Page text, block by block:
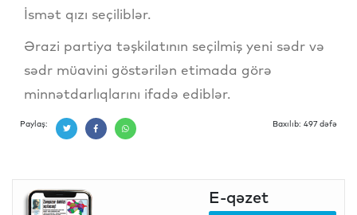
İsmət qızı seçiliblər.
Ərazi partiya təşkilatının seçilmiş yeni sədr və
sədr müavini göstərilən etimada görə
minnətdarlıqlarını ifadə ediblər.
Paylaş: Baxılıb: 497 dəfə
E-qəzet